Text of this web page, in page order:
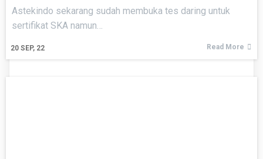
20 SEP, 22
Astekindo sekarang sudah membuka tes daring untuk
sertifikat SKA namun…
Read More